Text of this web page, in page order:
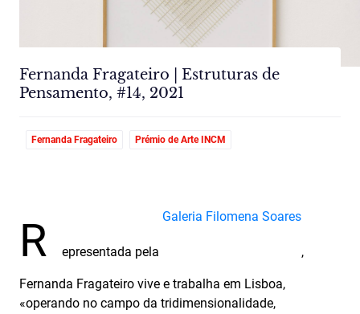
Fernanda Fragateiro | Estruturas de
Pensamento, #14, 2021
Fernanda Fragateiro Prémio de Arte INCM
R epresentada pela
Galeria Filomena Soares
,
Fernanda Fragateiro vive e trabalha em Lisboa,
«operando no campo da tridimensionalidade,